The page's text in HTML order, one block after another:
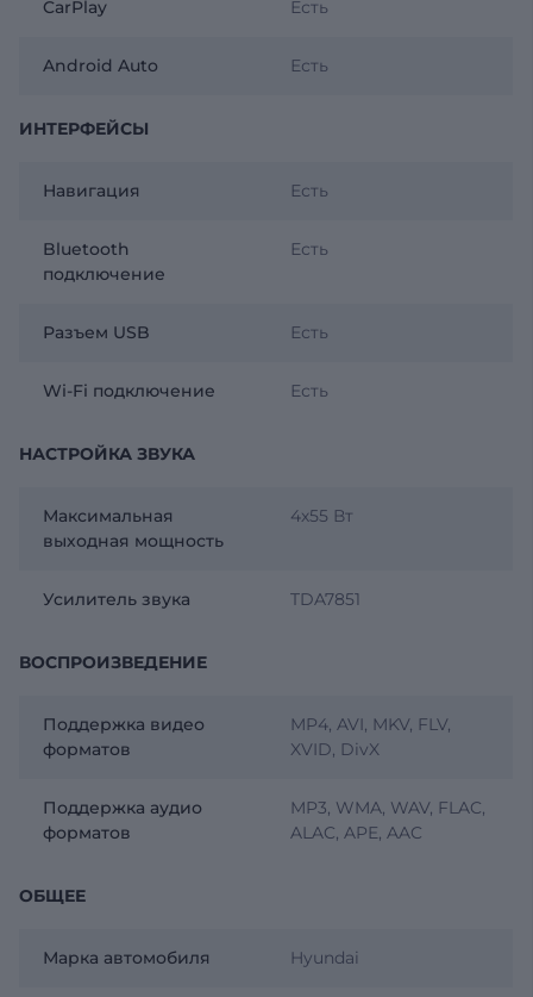
CarPlay Есть
Android Auto Есть
ИНТЕРФЕЙСЫ
Навигация Есть
Bluetooth
подключение
Есть
Разъем USB Есть
Wi-Fi подключение Есть
НАСТРОЙКА ЗВУКА
Максимальная
выходная мощность
4х55 Вт
Усилитель звука TDA7851
ВОСПРОИЗВЕДЕНИЕ
Поддержка видео
форматов
MP4, AVI, MKV, FLV,
XVID, DivX
Поддержка аудио
форматов
MP3, WMA, WAV, FLAC,
ALAC, APE, AAC
ОБЩЕЕ
Марка автомобиля Hyundai